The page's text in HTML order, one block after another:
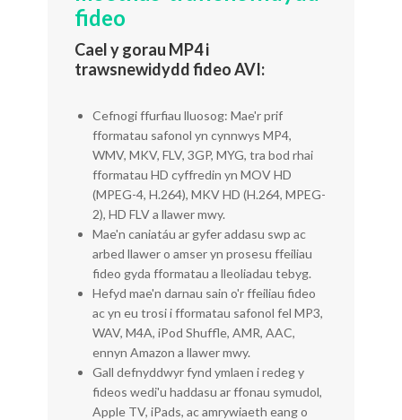
fideo
Cael y gorau MP4 i
trawsnewidydd fideo AVI:
Cefnogi ffurfiau lluosog: Mae'r prif
fformatau safonol yn cynnwys MP4,
WMV, MKV, FLV, 3GP, MYG, tra bod rhai
fformatau HD cyffredin yn MOV HD
(MPEG-4, H.264), MKV HD (H.264, MPEG-
2), HD FLV a llawer mwy.
Mae'n caniatáu ar gyfer addasu swp ac
arbed llawer o amser yn prosesu ffeiliau
fideo gyda fformatau a lleoliadau tebyg.
Hefyd mae'n darnau sain o'r ffeiliau fideo
ac yn eu trosi i fformatau safonol fel MP3,
WAV, M4A, iPod Shuffle, AMR, AAC,
ennyn Amazon a llawer mwy.
Gall defnyddwyr fynd ymlaen i redeg y
fideos wedi'u haddasu ar ffonau symudol,
Apple TV, iPads, ac amrywiaeth eang o